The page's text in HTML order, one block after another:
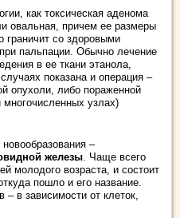
как токсическая аденома
овальная, причем ее размеры
граничит со здоровыми
пальпации. Обычно лечение
в ее ткани этанола,
показана и операция –
опухоли, либо пораженной
узлах)
–
железы. Чаще всего
молодого возраста, и состоит
пошло и его название.
– в зависимости от клеток,